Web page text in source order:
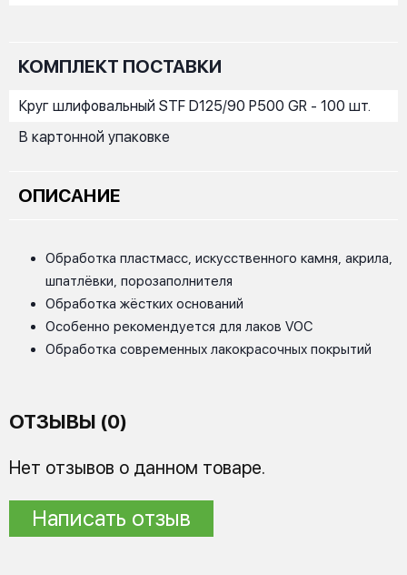
КОМПЛЕКТ ПОСТАВКИ
Круг шлифовальный STF D125/90 P500 GR - 100 шт.
В картонной упаковке
ОПИСАНИЕ
Обработка пластмасс, искусственного камня, акрила,
шпатлёвки, порозаполнителя
Обработка жёстких оснований
Особенно рекомендуется для лаков VOC
Обработка современных лакокрасочных покрытий
ОТЗЫВЫ (0)
Нет отзывов о данном товаре.
Написать отзыв